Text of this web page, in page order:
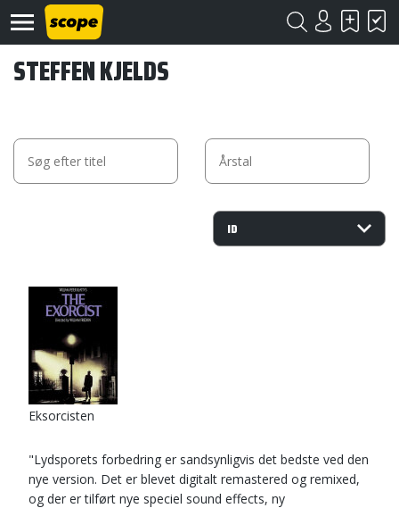
STEFFEN KJELDS
Eksorcisten
"Lydsporets forbedring er sandsynligvis det bedste ved den
nye version. Det er blevet digitalt remastered og remixed,
og der er tilført nye speciel sound effects, ny